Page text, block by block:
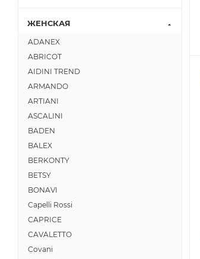
ЖЕНСКАЯ
ADANEX
ABRICOT
AIDINI TREND
ARMANDO
ARTIANI
ASCALINI
BADEN
BALEX
BERKONTY
BETSY
BONAVI
Capelli Rossi
CAPRICE
CAVALETTO
Covani